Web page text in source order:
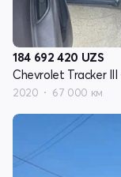
184 692 420 UZS
2020 67 000 км